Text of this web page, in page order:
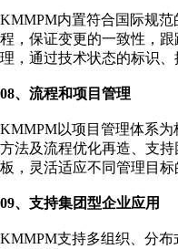
KMMPM内置符合国际规范
程，保证变更的一致性，
理，通过技术状态的标识
08、流程和项目管理
KMMPM以项目管理体系
方法及流程优化再造、支
板，灵活适应不同管理目
09、支持集团型企业应用
KMMPM支持多组织、分